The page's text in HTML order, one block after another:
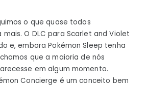
o que quase todos
O DLC para Scarlet and Violet
e, embora Pokémon Sleep tenha
que a maioria de nós
em algum momento.
Concierge é um conceito bem